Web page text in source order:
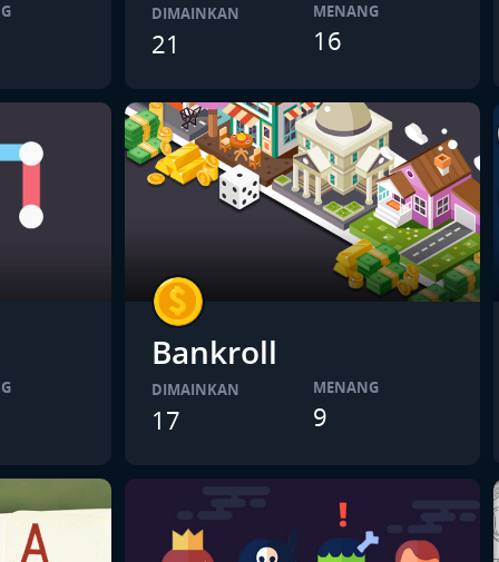
DIMAINKAN
21
MENANG
16
Bankroll
DIMAINKAN
17
MENANG
9